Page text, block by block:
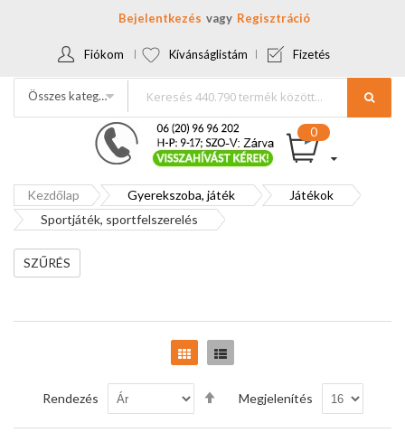
Bejelentkezés Regisztráció
Fiókom Kívánságlistám Fizetés
Összes kategória
Kezdőlap Gyerekszoba, játék
Játékok
Sportjáték, sportfelszerelés
Rács Lista
Rendezés
Csökkenő
sorrendbe
Megjelenítés
SZŰRÉS